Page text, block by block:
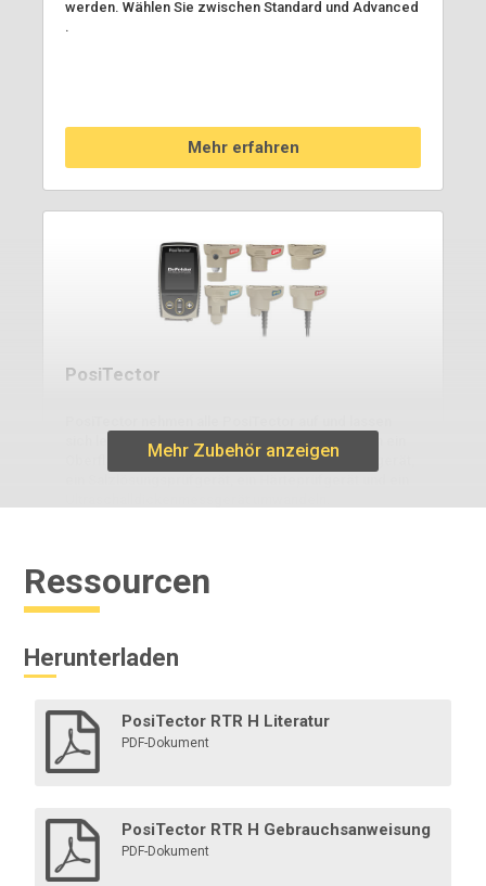
werden. Wählen Sie zwischen Standard und Advanced
.
Mehr erfahren
PosiTector
sich leicht von einem Schichtdickenmessgerät in ein
Oberflächenprofilmessgerät, ein Taupunktmessgerät,
Mehr erfahren
Dieser batteriebetriebene und leichte Bluetooth-
Drucker druckt Messwerte und statistische
Mehr Zubehör anzeigen
Ressourcen
Herunterladen
PosiTector RTR H Literatur
PDF-Dokument
PosiTector RTR H Gebrauchsanweisung
PDF-Dokument